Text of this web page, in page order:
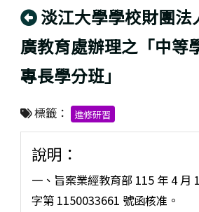
回上頁
淡江大學學校財團法
廣教育處辦理之「中等
專長學分班」
標籤： 進修研習
說明：
一、旨案業經教育部 115 年 4 月
字第 1150033661 號函核准。